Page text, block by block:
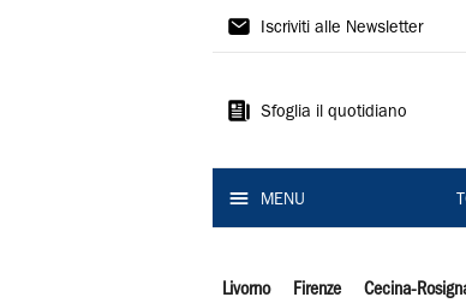
Il
Iscriviti alle Newsletter
Sfoglia il quotidiano
MENU
Livorno Firenze Cecina-